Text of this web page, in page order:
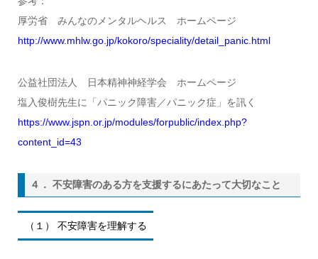
厚労省 みんなのメンタルヘルス ホームページ
http://www.mhlw.go.jp/kokoro/speciality/detail_panic.html
公益社団法人 日本精神神経学会 ホームページ
塩入俊樹先生に「パニック障害／パニック症」を訊く
https://www.jspn.or.jp/modules/forpublic/index.php?
content_id=43
４． 不安障害のある方を支援するにあたって大切なこと
（１） 不安障害を理解する